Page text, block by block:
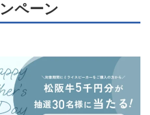
ペーン